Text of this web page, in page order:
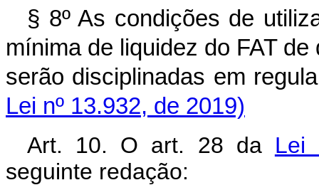
§ 8º As condições de
mínima de liquidez do FAT
serão disciplinadas em
Lei nº 13.932, de 2019)
Art. 10. O art. 28 da Lei
seguinte redação: